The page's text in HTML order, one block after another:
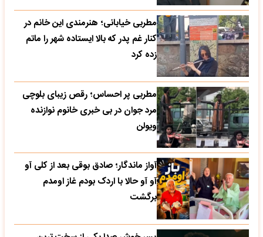
مطربی خیابانی؛ هنرمندی این خانم در
کنار غم پدر که بالا ایستاده شهر را ماتم
زده کرد
مطربی پر احساس؛ رقص زیبای بلوچی
مرد جوان در بی خبری خانوم نوازنده
ویولن
آواز ماندگار؛ صادق بوقی بعد از کلی آو
آو آو حالا با اردک بودم غاز اومدم
برگشت